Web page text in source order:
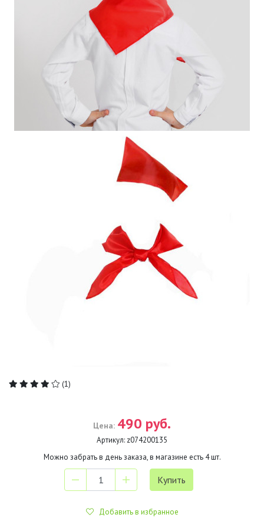
(1)
Цена: 490 руб.
Артикул: z074200135
Можно забрать в день заказа, в магазине есть 4шт.
Добавить в избранное